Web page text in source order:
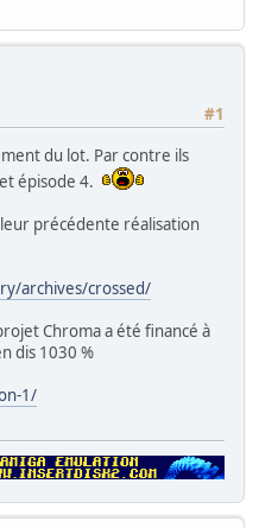
#1
du lot. Par contre ils
épisode 4.
précédente réalisation
archives/crossed/
Chroma a été financé à
dis 1030 %
1/